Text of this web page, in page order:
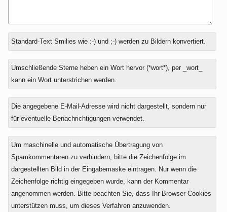
Antwort
zu
Standard-Text Smilies wie :-) und ;-) werden zu Bildern konvertiert.
Umschließende Sterne heben ein Wort hervor (*wort*), per _wort_
kann ein Wort unterstrichen werden.
Die angegebene E-Mail-Adresse wird nicht dargestellt, sondern nur
für eventuelle Benachrichtigungen verwendet.
Um maschinelle und automatische Übertragung von
Spamkommentaren zu verhindern, bitte die Zeichenfolge im
dargestellten Bild in der Eingabemaske eintragen. Nur wenn die
Zeichenfolge richtig eingegeben wurde, kann der Kommentar
angenommen werden. Bitte beachten Sie, dass Ihr Browser Cookies
unterstützen muss, um dieses Verfahren anzuwenden.